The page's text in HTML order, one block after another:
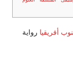
أفريقيا رواية